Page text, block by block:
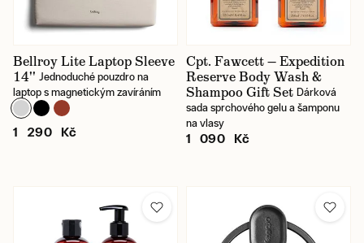
Bellroy Lite Laptop Sleeve
14'' Jednoduché pouzdro na
laptop s magnetickým zavíráním
1 290 Kč
Cpt. Fawcett — Expedition
Reserve Body Wash &
Shampoo Gift Set Dárková
sada sprchového gelu a šamponu
na vlasy
1 090 Kč